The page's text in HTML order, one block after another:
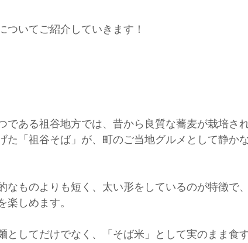
ついてご紹介していきます！
である祖谷地方では、昔から良質な蕎麦が栽培さ
た「祖谷そば」が、町のご当地グルメとして静か
なものよりも短く、太い形をしているのが特徴で
楽しめます。
としてだけでなく、「そば米」として実のまま食